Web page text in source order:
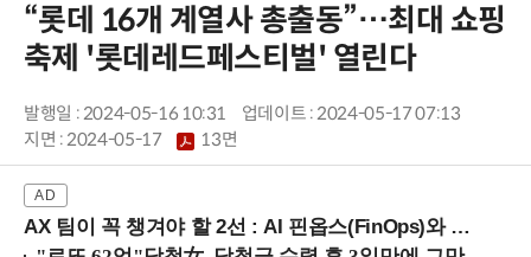
“롯데 16개 계열사 총출동”…최대 쇼핑
축제 '롯데레드페스티벌' 열린다
발행일 : 2024-05-16 10:31
업데이트 : 2024-05-17 07:13
지면 :2024-05-17 13면
AX 팀이 꼭 챙겨야 할 2선 : AI 핀옵스(FinOps)와 토큰 거버넌스 (8/21 잠실역)